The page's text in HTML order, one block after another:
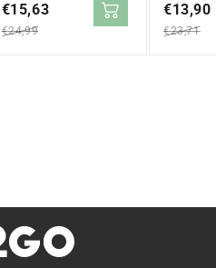
en
solde
€15,63
régulier
€24,99
en
solde
€13,90
régulier
€23,71